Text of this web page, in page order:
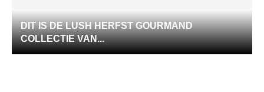
DIT IS DE LUSH HERFST GOURMAND
COLLECTIE VAN...